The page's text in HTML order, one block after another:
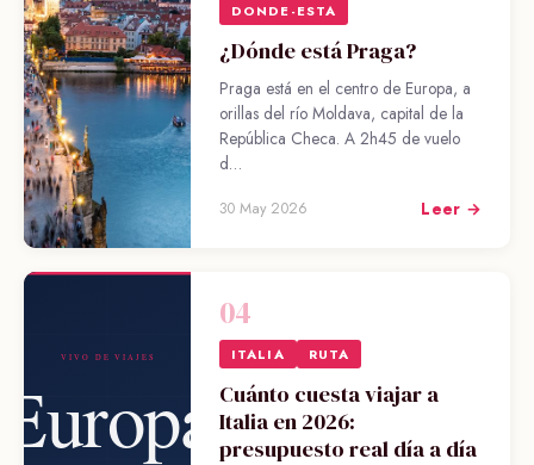
DONDE-ESTA
¿Dónde está Praga?
Praga está en el centro de Europa, a
orillas del río Moldava, capital de la
República Checa. A 2h45 de vuelo
d…
30 May 2026 Leer →
04
ITALIA RUTA
Cuánto cuesta viajar a
Italia en 2026:
presupuesto real día a día